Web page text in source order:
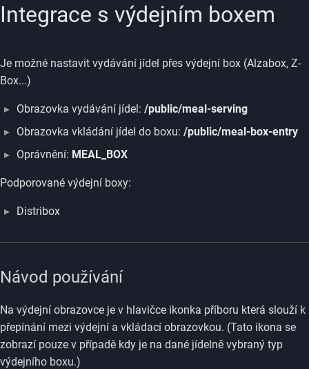
Integrace s výdejním boxem
Je možné nastavit vydávání jídel přes výdejní box (Alzabox, Z-
Box...)
Obrazovka vydávání jídel: /public/meal-serving
Obrazovka vkládání jídel do boxu: /public/meal-box-entry
Oprávnění: MEAL_BOX
Podporované výdejní boxy:
Distribox
Návod používání
Na výdejní obrazovce je v hlavičce ikonka příboru která slouží k
přepínání mezi výdejní a vkládací obrazovkou. (Tato ikona se
zobrazí pouze v případě kdy je na dané jídelně vybraný typ
výdejního boxu.)